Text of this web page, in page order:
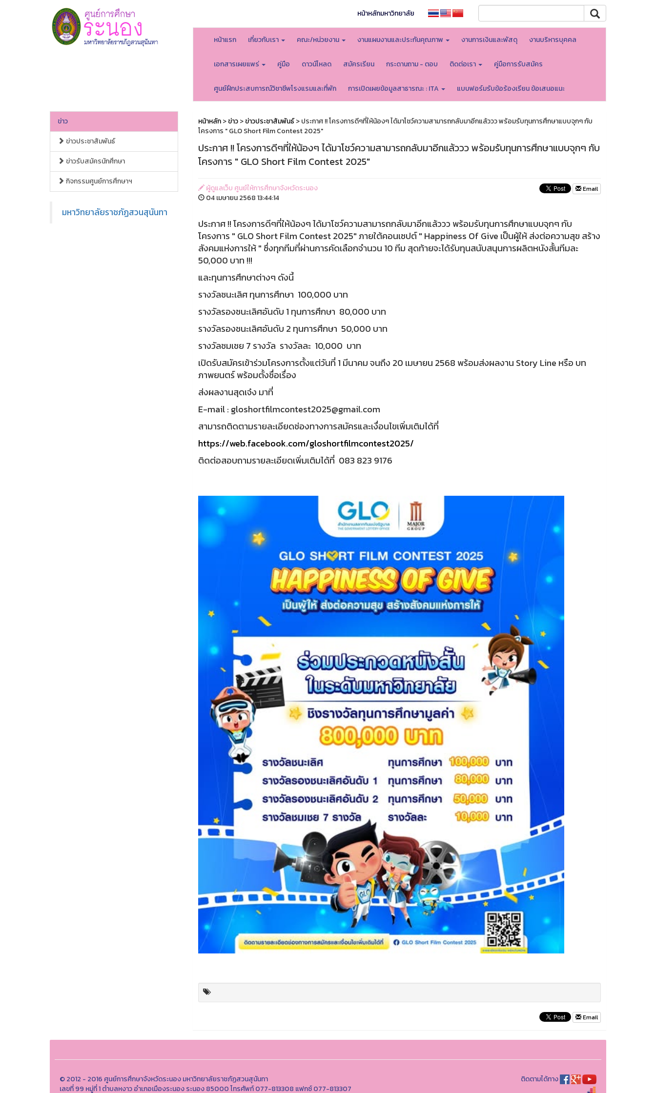
หน้าหลักมหาวิทยาลัย
หน้าแรก เกี่ยวกับเรา คณะ/หน่วยงาน งานแผนงานและประกันคุณภาพ งานการเงินและพัสดุ งานบริหารบุคคล
เอกสารเผยแพร่ คู่มือ ดาวน์โหลด สมัครเรียน กระดานถาม - ตอบ ติดต่อเรา คู่มือการรับสมัคร
ศูนย์ฝึกประสบการณ์วิชาชีพโรงแรมและที่พัก การเปิดเผยข้อมูลสาธารณะ : ITA แบบฟอร์มรับข้อร้องเรียน ข้อเสนอแนะ
ข่าว
ข่าวประชาสัมพันธ์
ข่าวรับสมัครนักศึกษา
กิจกรรมศูนย์การศึกษาฯ
มหาวิทยาลัยราชภัฏสวนสุนันทา
หน้าหลัก>ข่าว>ข่าวประชาสัมพันธ์> ประกาศ !! โครงการดีๆที่ให้น้องๆ ได้มาโชว์ความสามารถกลับมาอีกแล้ววว พร้อมรับทุนการศึกษาแบบจุกๆ กับ
โครงการ " GLO Short Film Contest 2025"
ประกาศ !! โครงการดีๆที่ให้น้องๆ ได้มาโชว์ความสามารถกลับมาอีกแล้ววว พร้อมรับทุนการศึกษาแบบจุกๆ กับ
โครงการ " GLO Short Film Contest 2025"
ผู้ดูแลเว็บ ศูนย์ให้การศึกษาจังหวัดระนอง
04 เมษายน 2568 13:44:14
Email
ประกาศ !! โครงการดีๆที่ให้น้องๆ ได้มาโชว์ความสามารถกลับมาอีกแล้ววว พร้อมรับทุนการศึกษาแบบจุกๆ กับ
โครงการ " GLO Short Film Contest 2025" ภายใต้คอนเซปต์ " Happiness Of Give เป็นผู้ให้ ส่งต่อความสุข สร้าง
สังคมแห่งการให้ " ซึ่งทุกทีมที่ผ่านการคัดเลือกจำนวน 10 ทีม สุดท้ายจะได้รับทุนสนับสนุนการผลิตหนังสั้นทีมละ
50,000 บาท !!!
และทุนการศึกษาต่างๆ ดังนี้
รางวัลชนะเลิศ ทุนการศึกษา 100,000 บาท
รางวัลรองชนะเลิศอันดับ 1 ทุนการศึกษา 80,000 บาท
รางวัลรองชนะเลิศอันดับ 2 ทุนการศึกษา 50,000 บาท
รางวัลชมเชย 7 รางวัล รางวัลละ 10,000 บาท
เปิดรับสมัครเข้าร่วมโครงการตั้งแต่วันที่ 1 มีนาคม จนถึง 20 เมษายน 2568 พร้อมส่งผลงาน Story Line หรือ บท
ภาพยนตร์ พร้อมตั้งชื่อเรื่อง
ส่งผลงานสุดเจ๋ง มาที่
E-mail : gloshortfilmcontest2025@gmail.com
สามารถติดตามรายละเอียดช่องทางการสมัครและเงื่อนไขเพิ่มเติมได้ที่
https://web.facebook.com/gloshortfilmcontest2025/
ติดต่อสอบถามรายละเอียดเพิ่มเติมได้ที่ 083 823 9176
Email
© 2012 - 2016 ศูนย์การศึกษาจังหวัดระนอง มหาวิทยาลัยราชภัฏสวนสุนันทา
เลขที่ 99 หมู่ที่ 1 ตำบลหงาว อำเภอเมืองระนอง ระนอง 85000 โทรศัพท์ 077-813308 แฟกซ์ 077-813307
ติดตามได้ทาง